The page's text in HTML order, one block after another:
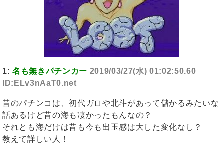
1: 名も無きパチンカー 2019/03/27(水) 01:02:50.60
ID:ELv3nAaT0.net
昔のパチンコは、初代ガロや北斗があって儲かるみたいな
話あるけど昔の海も凄かったもんなの？
それとも海だけは昔も今も出玉感は大した変化なし？
教えて詳しい人！